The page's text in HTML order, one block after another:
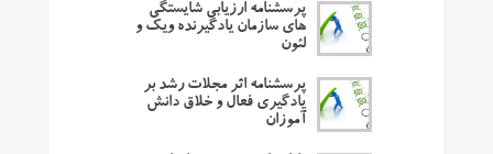
پرسشنامه ارزیابی شایستگی
های سازمان یادگیرنده ویک و
لئون
پرسشنامه اثر مجلات رشد بر
یادگیری فعال و خلاق دانش
آموزان